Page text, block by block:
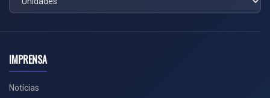
IMPRENSA
Notícias